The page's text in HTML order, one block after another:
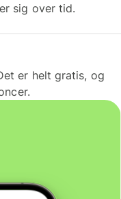
sig over tid.
er helt gratis, og